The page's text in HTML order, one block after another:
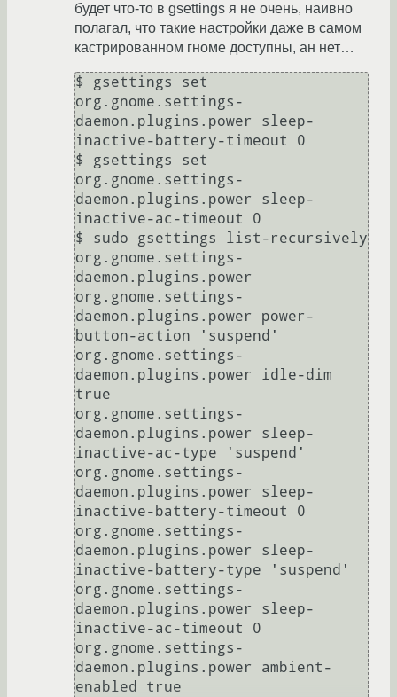
будет что-то в gsettings я не очень, наивно
полагал, что такие настройки даже в самом
кастрированном гноме доступны, ан нет…
$ gsettings set
org.gnome.settings-
daemon.plugins.power sleep-
inactive-battery-timeout 0
$ gsettings set
org.gnome.settings-
daemon.plugins.power sleep-
inactive-ac-timeout 0
$ sudo gsettings list-recursively
org.gnome.settings-
daemon.plugins.power
org.gnome.settings-
daemon.plugins.power power-
button-action 'suspend'
org.gnome.settings-
daemon.plugins.power idle-dim
true
org.gnome.settings-
daemon.plugins.power sleep-
inactive-ac-type 'suspend'
org.gnome.settings-
daemon.plugins.power sleep-
inactive-battery-timeout 0
org.gnome.settings-
daemon.plugins.power sleep-
inactive-battery-type 'suspend'
org.gnome.settings-
daemon.plugins.power sleep-
inactive-ac-timeout 0
org.gnome.settings-
daemon.plugins.power ambient-
enabled true